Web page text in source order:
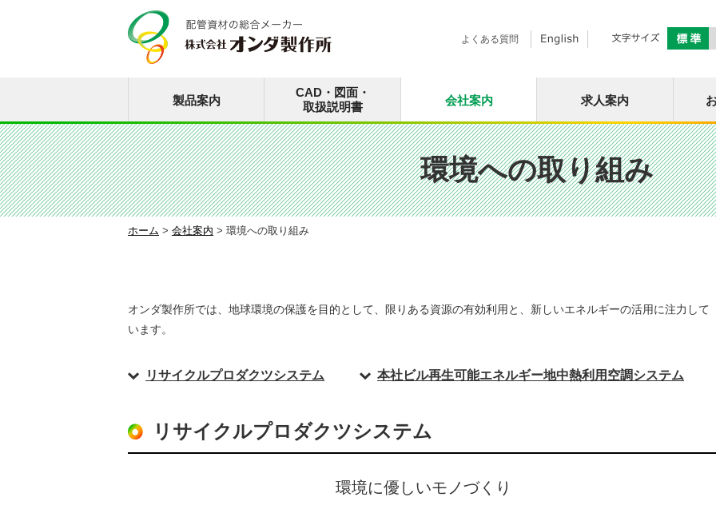
よくある質問
製品案内
CAD・図面・
取扱説明書
会社案内 求人案内
環境への取り組み
ホーム > 会社案内 > 環境への取り組み
オンダ製作所では、地球環境の保護を目的として、限りある資源の有効利用と、新しいエネルギーの活用に注力して
います。
リサイクルプロダクツシステム 本社ビル再生可能エネルギー地中熱利用空調システム
リサイクルプロダクツシステム
環境に優しいモノづくり